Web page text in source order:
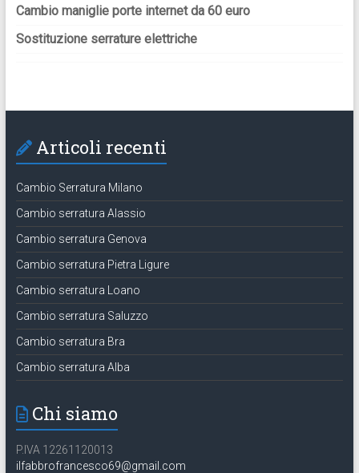
Cambio maniglie porte internet da 60 euro
Sostituzione serrature elettriche
Articoli recenti
Cambio Serratura Milano
Cambio serratura Alassio
Cambio serratura Genova
Cambio serratura Pietra Ligure
Cambio serratura Loano
Cambio serratura Saluzzo
Cambio serratura Bra
Cambio serratura Alba
Chi siamo
P.IVA 12261120013
ilfabbrofrancesco69@gmail.com